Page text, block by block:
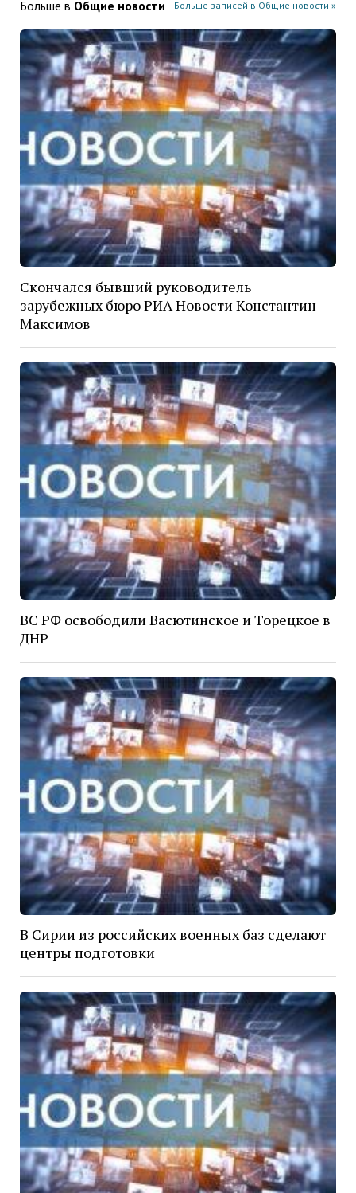
Больше в Общие новости Больше записей в Общие новости »
Скончался бывший руководитель
зарубежных бюро РИА Новости Константин
Максимов
ВС РФ освободили Васютинское и Торецкое в
ДНР
В Сирии из российских военных баз сделают
центры подготовки